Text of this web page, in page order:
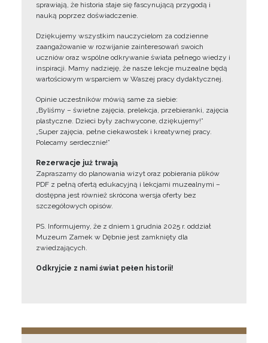
sprawiają, że historia staje się fascynującą przygodą i
nauką poprzez doświadczenie.
Dziękujemy wszystkim nauczycielom za codzienne
zaangażowanie w rozwijanie zainteresowań swoich
uczniów oraz wspólne odkrywanie świata pełnego wiedzy i
inspiracji. Mamy nadzieję, że nasze lekcje muzealne będą
wartościowym wsparciem w Waszej pracy dydaktycznej.
Opinie uczestników mówią same za siebie:
„Byliśmy – świetne zajęcia, prelekcja, przebieranki, zajęcia
plastyczne. Dzieci były zachwycone, dziękujemy!”
„Super zajęcia, pełne ciekawostek i kreatywnej pracy.
Polecamy serdecznie!”
Rezerwacje już trwają
Zapraszamy do planowania wizyt oraz pobierania plików
PDF z pełną ofertą edukacyjną i lekcjami muzealnymi –
dostępna jest również skrócona wersja oferty bez
szczegółowych opisów.
PS. Informujemy, że z dniem 1 grudnia 2025 r. oddział
Muzeum Zamek w Dębnie jest zamknięty dla
zwiedzających.
Odkryjcie z nami świat pełen historii!